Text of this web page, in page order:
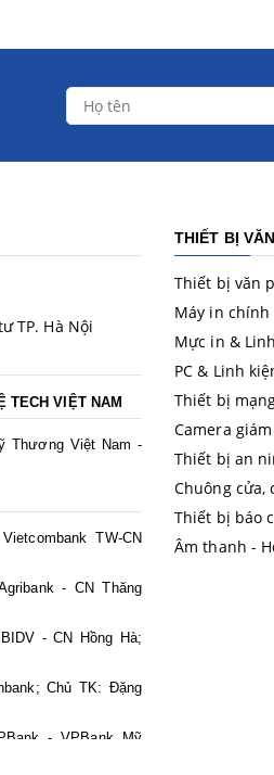
TP. Hà Nội
TECH VIỆT NAM
Thương Việt Nam -
TW-CN
- CN Thăng
- CN Hồng Hà;
Chủ TK: Đặng
- VPBank Mỹ
THIẾT BỊ
Thiết bị văn
Máy in chính
Mực in &
PC & Linh
Thiết bị
Camera
Thiết bị an
Chuông cửa,
Thiết bị báo
Âm thanh -